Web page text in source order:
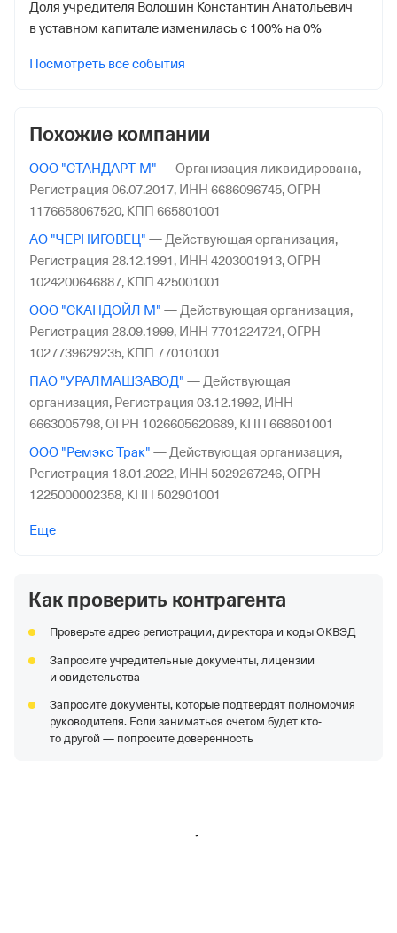
Московской обл.
Доля учредителя Волошин Константин Анатольевич
в уставном капитале изменилась с 100% на 0%
Посмотреть все события
Похожие компании
ООО "СТАНДАРТ-М" —Организация ликвидирована,
Регистрация 06.07.2017, ИНН 6686096745,ОГРН
1176658067520, КПП 665801001
АО "ЧЕРНИГОВЕЦ" — Действующая организация,
Регистрация 28.12.1991, ИНН 4203001913,ОГРН
1024200646887, КПП 425001001
ООО "СКАНДОЙЛ М" — Действующая организация,
Регистрация 28.09.1999, ИНН 7701224724,ОГРН
1027739629235, КПП 770101001
ПАО "УРАЛМАШЗАВОД" — Действующая
организация, Регистрация 03.12.1992, ИНН
6663005798,ОГРН 1026605620689, КПП 668601001
ООО "Ремэкс Трак" — Действующая организация,
Регистрация 18.01.2022, ИНН 5029267246,ОГРН
1225000002358, КПП 502901001
АО "РН-ТВЕРЬ"
ООО "СЯОМИ"— Действующая организация,
1187746785819,КПП 772701001
ООО "НИЖЕГОРОДСКИЕ АВТОКОМПОНЕНТЫ"
Действующая организация,
ИНН 5256083213,ОГРН 1085256007825,КПП 525601001
АО "РОССЕТИ ЯНТАРЬ" —Действующая организация,
Еще
Как проверить контрагента
Проверьте адрес регистрации, директора и коды ОКВЭД
Запросите учредительные документы, лицензии
и свидетельства
Запросите документы, которые подтвердят полномочия
руководителя. Если заниматься счетом будет кто-
то другой — попросите доверенность